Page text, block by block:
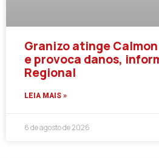
Granizo atinge
e provoca danos,
Regional
LEIA MAIS »
6 de agosto de 2026